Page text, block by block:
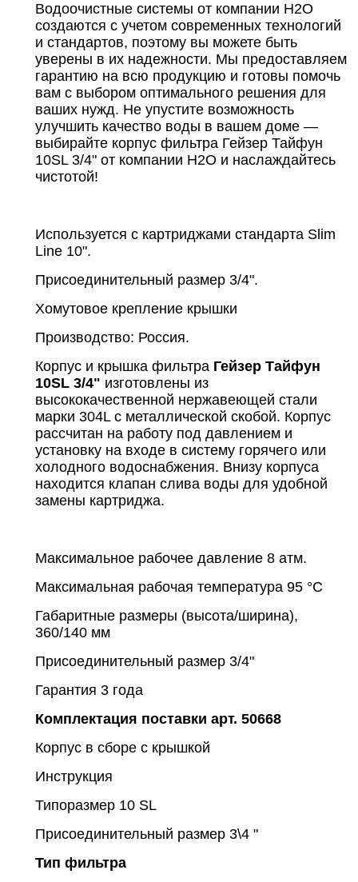
Водоочистные системы от компании Н2О
создаются с учетом современных технологий
и стандартов, поэтому вы можете быть
уверены в их надежности. Мы предоставляем
гарантию на всю продукцию и готовы помочь
вам с выбором оптимального решения для
ваших нужд. Не упустите возможность
улучшить качество воды в вашем доме —
выбирайте корпус фильтра Гейзер Тайфун
10SL 3/4" от компании Н2О и наслаждайтесь
чистотой!
Используется с картриджами стандарта Slim
Line 10".
Присоединительный размер 3/4".
Хомутовое крепление крышки
Производство: Россия.
Корпус и крышка фильтра Гейзер Тайфун
10SL 3/4" изготовлены из
высококачественной нержавеющей стали
марки 304L с металлической скобой. Корпус
рассчитан на работу под давлением и
установку на входе в систему горячего или
холодного водоснабжения. Внизу корпуса
находится клапан слива воды для удобной
замены картриджа.
Максимальное рабочее давление 8 атм.
Максимальная рабочая температура 95 °С
Габаритные размеры (высота/ширина),
360/140 мм
Присоединительный размер 3/4"
Гарантия 3 года
Комплектация поставки арт. 50668
Корпус в сборе с крышкой
Инструкция
Типоразмер 10 SL
Присоединительный размер 3\4 "
Тип фильтра